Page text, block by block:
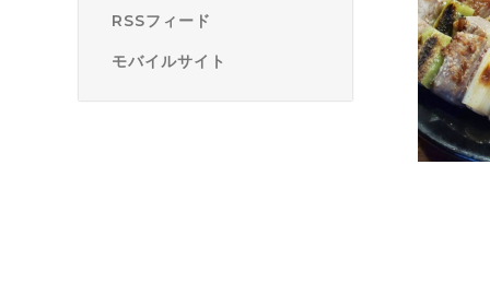
RSSフィード
モバイルサイト